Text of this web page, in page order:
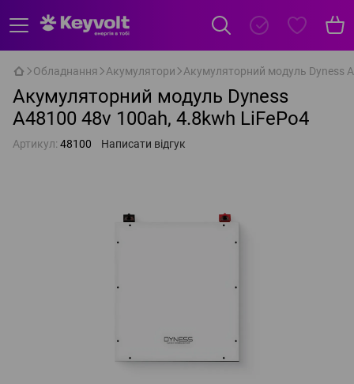
Обладнання Акумулятори Акумуляторний модуль Dyness
Акумуляторний модуль Dyness
A48100 48v 100ah, 4.8kwh LiFePo4
Артикул: 48100 Написати відгук